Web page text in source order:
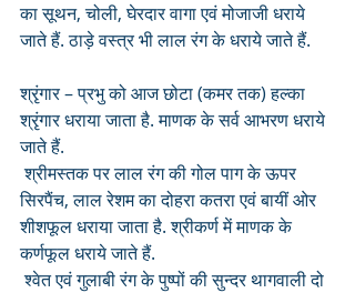
का सूथन, चोली, घेरदार वागा एवं मोजाजी धराये
जाते हैं. ठाड़े वस्त्र भी लाल रंग के धराये जाते हैं.
श्रृंगार – प्रभु को आज छोटा (कमर तक) हल्का
श्रृंगार धराया जाता है. माणक के सर्व आभरण धराये
जाते हैं.
श्रीमस्तक पर लाल रंग की गोल पाग के ऊपर
सिरपैंच, लाल रेशम का दोहरा कतरा एवं बायीं ओर
शीशफूल धराया जाता है. श्रीकर्ण में माणक के
कर्णफूल धराये जाते हैं.
श्वेत एवं गुलाबी रंग के पुष्पों की सुन्दर थागवाली दो